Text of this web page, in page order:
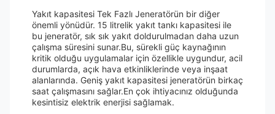
Yakıt kapasitesi Tek Fazlı Jeneratörün bir diğer
önemli yönüdür. 15 litrelik yakıt tankı kapasitesi ile
bu jeneratör, sık sık yakıt doldurulmadan daha uzun
çalışma süresini sunar.Bu, sürekli güç kaynağının
kritik olduğu uygulamalar için özellikle uygundur, acil
durumlarda, açık hava etkinliklerinde veya inşaat
alanlarında. Geniş yakıt kapasitesi jeneratörün birkaç
saat çalışmasını sağlar.En çok ihtiyacınız olduğunda
kesintisiz elektrik enerjisi sağlamak.